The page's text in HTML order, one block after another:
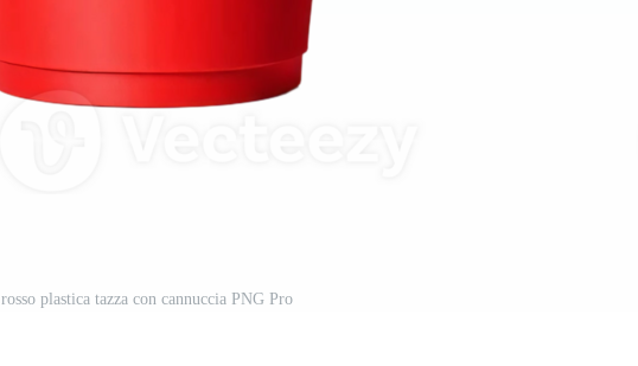
rosso plastica tazza con cannuccia PNG Pro